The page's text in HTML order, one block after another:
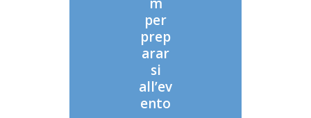
per
prep
arar
si
all’ev
ento